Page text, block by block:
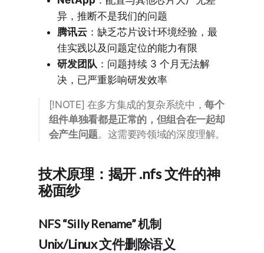
异，推断不是我们的问题
腾讯云：缺乏芯片设计环境经验，最
佳实践以及问题定位的能力有限
研发团队 ：问题持续 3 个月无法解
决，已严重影响研发效率
[!NOTE] 在多方集成的复杂系统中，每个
组件单独看都是正常的，但组合在一起却
会产生问题。这需要跨领域的深度理解。
技术原理：揭开 .nfs 文件的神
秘面纱
NFS “Silly Rename” 机制
Unix/Linux 文件删除语义